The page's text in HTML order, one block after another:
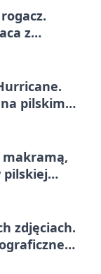
z
pilskim
makramą,
pilskiej
zdjęciach.